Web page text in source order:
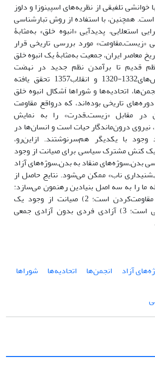
خوانشی تلفیقی از نظریه‌های اسپینوزا و دلوز
همچنین، با استفاده از روش تبارشناسی
استعلایی، پدیدآیی «انبوه خلق» به‌مثابۀ
«زیست‌ـ‌مقاومت» مورد بررسی تاریخی قرار
معاصر ایران، جمعیت به‌مثابۀ یک انبوه خلق
قدیم تا برآمدن نظم جدید در نهضت
مشروطیت، جنبش‌های1332-1320 و انقلاب1357 تحقق یافته
اتحادیه‌ها و شوراها اَشکال انبوه خلق
تاریخی بوده‌اند، که درواقع مقاومت
در مقابل «زیست‌ـ‌قدرت» را به نمایش
نیروی درون‌ماندگار حیات است و انسان‌ها در
وجود با یکدیگر هم‌سرنوشتند. ازاین‌رو،
کنش مشترک سیاسی برای صیانت از وجود
بدن‌ـ‌سوژه‌های منقاد به بدن‌ـ‌سوژه‌های آزاد
ناب» ممکن می‌شود. نتایج حاصل از
ما را به سه اصل بنیادین رهنمون می‌سازد:
1) وجودداشتن، مقاومت‌کردن است؛ 2) صیانت از وجود یک
پراکسیس سیاسی است؛ 3) آزادی فردی بدون آزادی جمعی
آزاد انجمن‌ها اتحادیه‌ها
شوراها